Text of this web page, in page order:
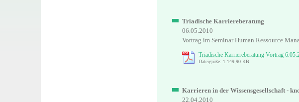
Triadische Karriereberatung
06.05.2010
Vortrag im Seminar Human Ressource
Triadische Karriereberatung Vortrag
Dateigröße: 1.149,90 KB
Karrieren in der Wissensgesellschaft -
22.04.2010